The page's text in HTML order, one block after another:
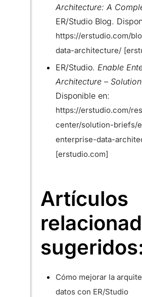
Architecture: A
ER/Studio Blog.
https://erstudio.com/
data-architecture/
ER/Studio. Enable
Architecture –
Disponible en:
https://erstudio.com/
center/solution-briefs/
enterprise-data-
[erstudio.com]
Artículos
Cómo mejorar la
datos con ER/Studio